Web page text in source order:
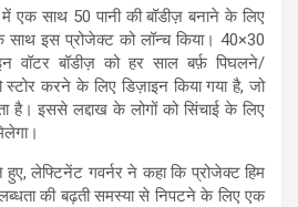
साथ 50 पानी की बॉडीज़ बनाने के लिए
इस प्रोजेक्ट को लॉन्च किया। 40×30
वॉटर बॉडीज़ को हर साल बर्फ़ पिघलने/
करने के लिए डिज़ाइन किया गया है, जो
है। इससे लद्दाख के लोगों को सिंचाई के लिए
हुए, लेफ्टिनेंट गवर्नर ने कहा कि प्रोजेक्ट हिम
की बढ़ती समस्या से निपटने के लिए एक